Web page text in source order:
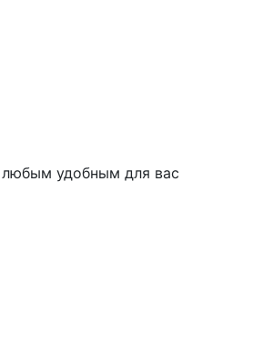
удобным для вас